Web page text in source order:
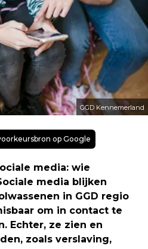
GGD Kennemerland
op Google
media: wie
media blijken
in GGD regio
om in contact te
Echter, ze zien en
zoals verslaving,